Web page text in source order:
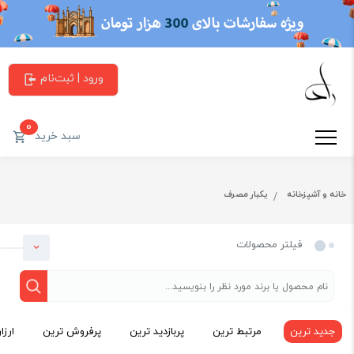
ورود | ثبت‌نام
سبد خرید0
خانه و آشپزخانه یکبار مصرف
فیلتر محصولات
دسته بندی
جدید ترین مرتبط ترین پربازدید ترین پرفروش ترین